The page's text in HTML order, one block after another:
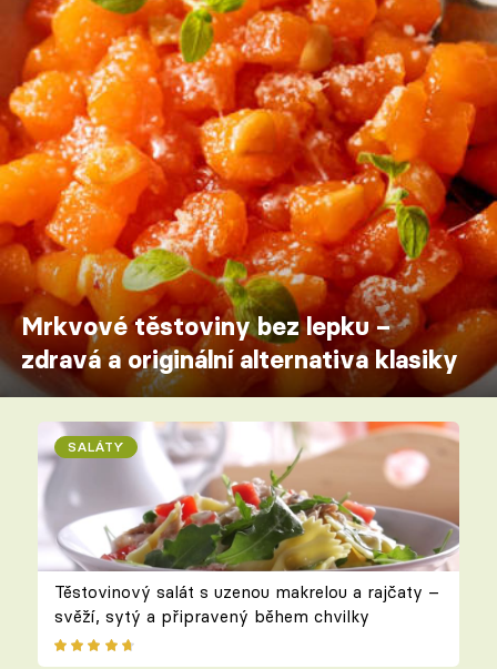
Mrkvové těstoviny bez lepku –
zdravá a originální alternativa klasiky
SALÁTY
Těstovinový salát s uzenou makrelou a rajčaty –
svěží, sytý a připravený během chvilky